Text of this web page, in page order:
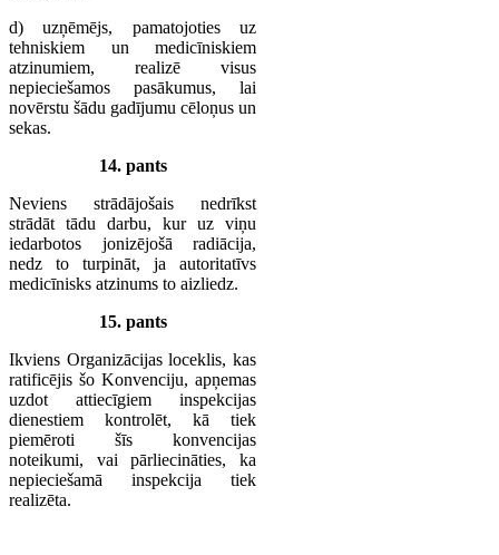
d) uzņēmējs, pamatojoties uz
tehniskiem un medicīniskiem
atzinumiem, realizē visus
nepieciešamos pasākumus, lai
novērstu šādu gadījumu cēloņus un
sekas.
14. pants
Neviens strādājošais nedrīkst
strādāt tādu darbu, kur uz viņu
iedarbotos jonizējošā radiācija,
nedz to turpināt, ja autoritatīvs
medicīnisks atzinums to aizliedz.
15. pants
Ikviens Organizācijas loceklis, kas
ratificējis šo Konvenciju, apņemas
uzdot attiecīgiem inspekcijas
dienestiem kontrolēt, kā tiek
piemēroti šīs konvencijas
noteikumi, vai pārliecināties, ka
nepieciešamā inspekcija tiek
realizēta.